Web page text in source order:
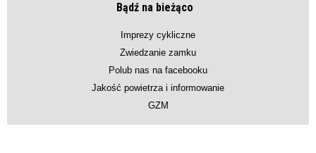
Bądź na bieżąco
Imprezy cykliczne
Zwiedzanie zamku
Polub nas na facebooku
Jakość powietrza i informowanie
GZM